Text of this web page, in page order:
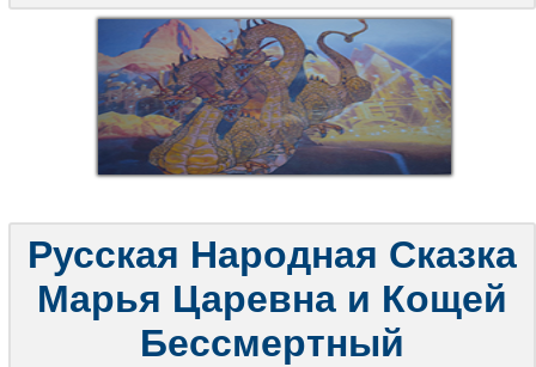
Русская Народная Сказка
Марья Царевна и Кощей
Бессмертный